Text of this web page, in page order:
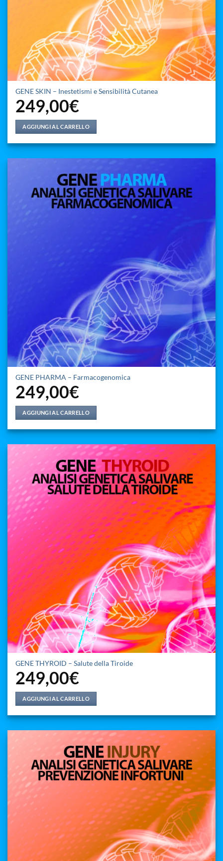
GENE SKIN – Inestetismi e Sensibilità Cutanea
249,00€
AGGIUNGI AL CARRELLO
GENE PHARMA – Farmacogenomica
249,00€
AGGIUNGI AL CARRELLO
GENE THYROID – Salute della Tiroide
249,00€
AGGIUNGI AL CARRELLO